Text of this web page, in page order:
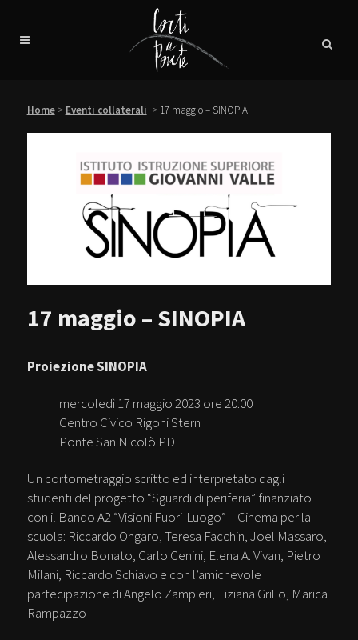
Home> Eventi collaterali > 17 maggio – SINOPIA
17 maggio – SINOPIA
Proiezione SINOPIA
mercoledì 17 maggio 2023 ore 20:00
Centro Civico Rigoni Stern
Ponte San Nicolò PD
Un cortometraggio scritto ed interpretato dagli
studenti del progetto “Sguardi di periferia” finanziato
con il Bando A2 “Visioni Fuori-Luogo” – Cinema per la
scuola: Riccardo Ongaro, Teresa Facchin, Joel Massaro,
Alessandro Bonato, Carlo Cenini, Elena A. Vivan, Pietro
Milani, Riccardo Schiavo e con l’amichevole
partecipazione di Angelo Zampieri, Tiziana Grillo, Marica
Rampazzo